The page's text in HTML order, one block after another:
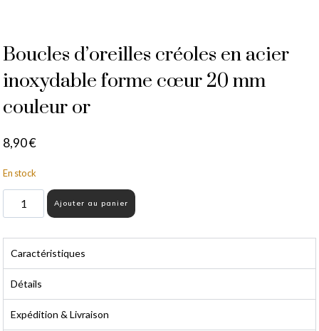
Boucles d’oreilles créoles en acier
inoxydable forme cœur 20 mm
couleur or
8,90€
En stock
Ajouter au panier
Caractéristiques
Détails
Expédition & Livraison